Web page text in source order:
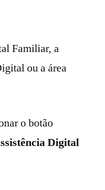
Familiar, a
ou a área
o botão
Digital